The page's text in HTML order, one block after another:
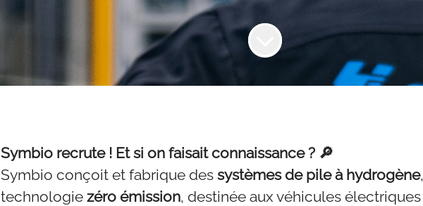
Symbio recrute ! Et si on faisait connaissance ? 🔎
Symbio conçoit et fabrique des systèmes de pile à hydrogène
technologie zéro émission, destinée aux véhicules